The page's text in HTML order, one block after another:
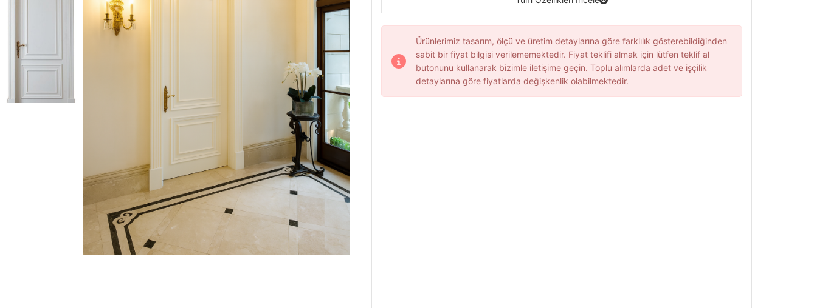
Ürünlerimiz tasarım, ölçü ve üretim detaylarına göre farklılık gösterebildiğinden
sabit bir fiyat bilgisi verilememektedir. Fiyat teklifi almak için lütfen teklif al
butonunu kullanarak bizimle iletişime geçin. Toplu alımlarda adet ve işçilik
detaylarına göre fiyatlarda değişkenlik olabilmektedir.